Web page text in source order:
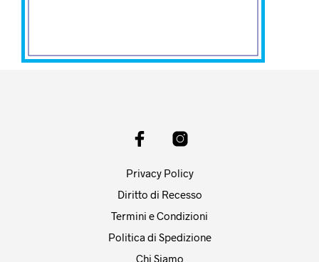
Privacy Policy
Diritto di Recesso
Termini e Condizioni
Politica di Spedizione
Chi Siamo